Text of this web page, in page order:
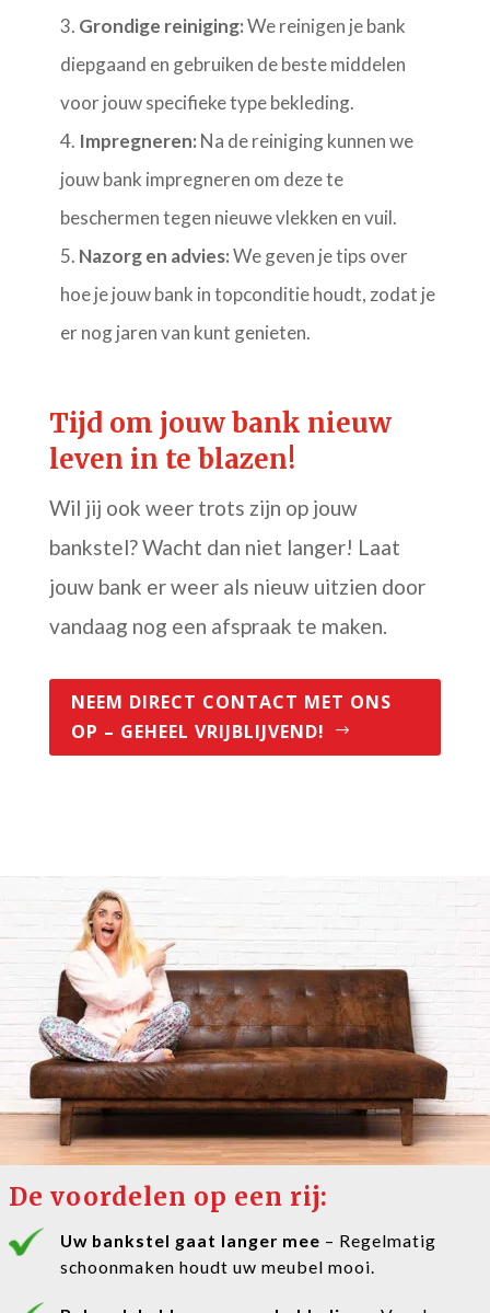
Grondige reiniging:We reinigen je bank
diepgaand en gebruiken de beste middelen
voor jouw specifieke type bekleding.
Impregneren: Na de reiniging kunnen we
jouw bank impregneren om deze te
beschermen tegen nieuwe vlekken en vuil.
Nazorg en advies:We geven je tips over
hoe je jouw bank in topconditie houdt, zodat je
er nog jaren van kunt genieten.
Tijd om jouw bank nieuw
leven in te blazen!
Wil jij ook weer trots zijn op jouw
bankstel? Wacht dan niet langer! Laat
jouw bank er weer als nieuw uitzien door
vandaag nog een afspraak te maken.
NEEM DIRECT CONTACT MET ONS
OP – GEHEEL VRIJBLIJVEND!
De voordelen op een rij:
Uw bankstel gaat langer mee – Regelmatig
schoonmaken houdt uw meubel mooi.